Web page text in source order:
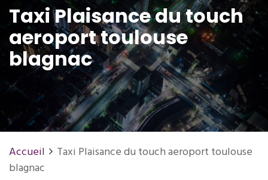
Taxi Plaisance du touch
aeroport toulouse
blagnac
Accueil
Taxi Plaisance du touch aeroport toulouse
blagnac